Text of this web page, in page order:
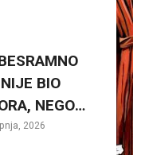
NEGO
SA
2026